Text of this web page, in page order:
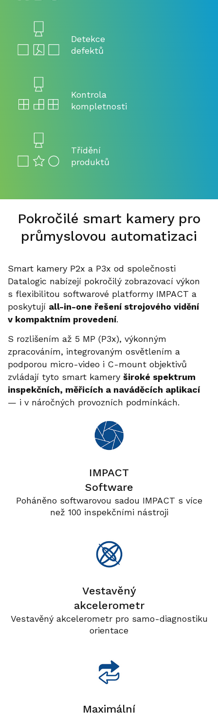
Detekce
defektů
Kontrola
kompletnosti
Třídění
produktů
Pokročilé smart kamery pro
průmyslovou automatizaci
Smart kamery P2x a P3x od společnosti
Datalogic nabízejí pokročilý zobrazovací výkon
s flexibilitou softwarové platformy IMPACT a
poskytují all-in-one řešení strojového vidění
v kompaktním provedení.
S rozlišením až 5 MP (P3x), výkonným
zpracováním, integrovaným osvětlením a
podporou micro-video i C-mount objektivů
zvládají tyto smart kamery široké spektrum
inspekčních, měřicích a naváděcích aplikací
— i v náročných provozních podmínkách.
IMPACT
Software
Poháněno softwarovou sadou IMPACT s více
než 100 inspekčními nástroji
Vestavěný
akcelerometr
Vestavěný akcelerometr pro samo-diagnostiku
orientace
Maximální